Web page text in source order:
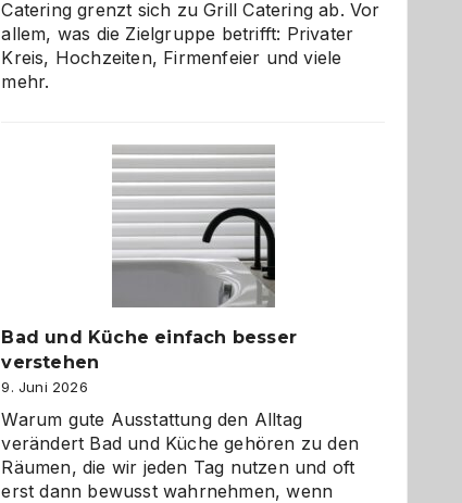
Catering grenzt sich zu Grill Catering ab. Vor
allem, was die Zielgruppe betrifft: Privater
Kreis, Hochzeiten, Firmenfeier und viele
mehr.
Bad und Küche einfach besser
verstehen
9. Juni 2026
Warum gute Ausstattung den Alltag
verändert Bad und Küche gehören zu den
Räumen, die wir jeden Tag nutzen und oft
erst dann bewusst wahrnehmen, wenn